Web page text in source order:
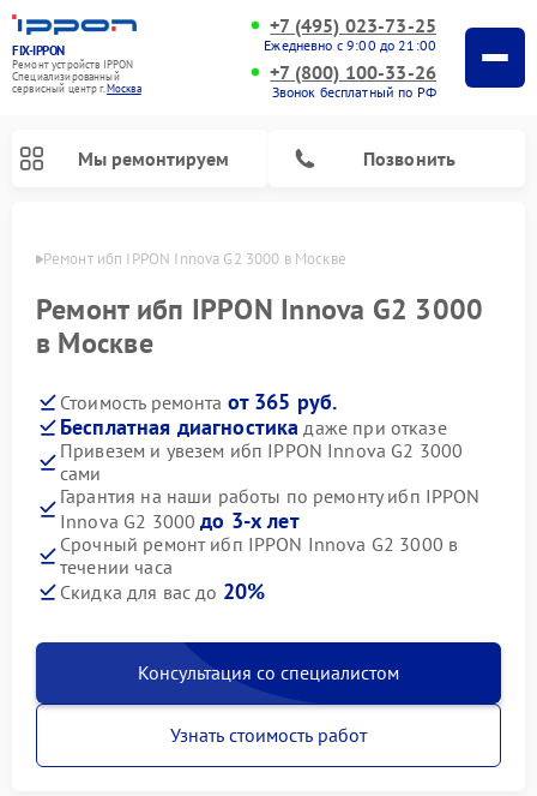
FIX-IPPON
Ремонт устройств IPPON
Специализированный
cервисный центр г.Москва
+7 (495) 023-73-25
Ежедневно с 9:00 до 21:00
+7 (800) 100-33-26
Звонок бесплатный по РФ
Мы ремонтируем Позвонить
Ремонт ибп IPPON Innova G2 3000 в Москве
Ремонт ибп IPPON Innova G2 3000
в Москве
Стоимость ремонта от 365 руб.
Бесплатная диагностика даже при отказе
Привезем и увезем ибп IPPON Innova G2 3000
сами
Гарантия на наши работы по ремонту ибп IPPON
Innova G2 3000до 3-х лет
Срочный ремонт ибп IPPON Innova G2 3000 в
течении часа
Скидка для вас до 20%
Консультация со специалистом
Узнать стоимость работ